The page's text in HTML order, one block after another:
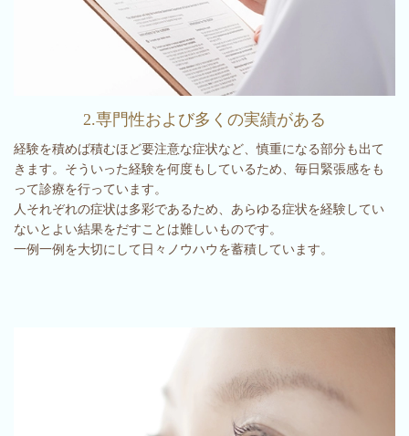
2.専門性および多くの実績がある
経験を積めば積むほど要注意な症状など、慎重になる部分も出て
きます。そういった経験を何度もしているため、毎日緊張感をも
って診療を行っています。
人それぞれの症状は多彩であるため、あらゆる症状を経験してい
ないとよい結果をだすことは難しいものです。
一例一例を大切にして日々ノウハウを蓄積しています。